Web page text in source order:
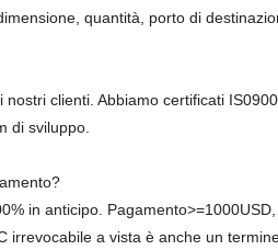
quantità, porto di
clienti. Abbiamo certificati
di sviluppo.
in anticipo.
irrevocabile a vista è anche un